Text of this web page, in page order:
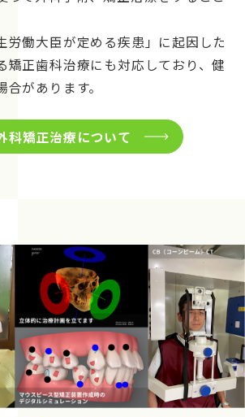
労働大臣が定める疾患」に起因した
矯正歯科治療にも対応しており、健
があります。
科矯正治療について